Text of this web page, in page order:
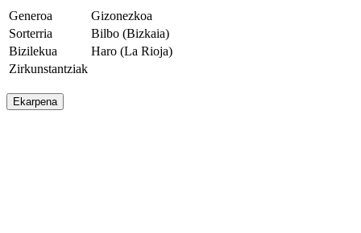
Generoa
Gizonezkoa
Sorterria
Bilbo (Bizkaia)
Bizilekua
Haro (La Rioja)
Zirkunstantziak